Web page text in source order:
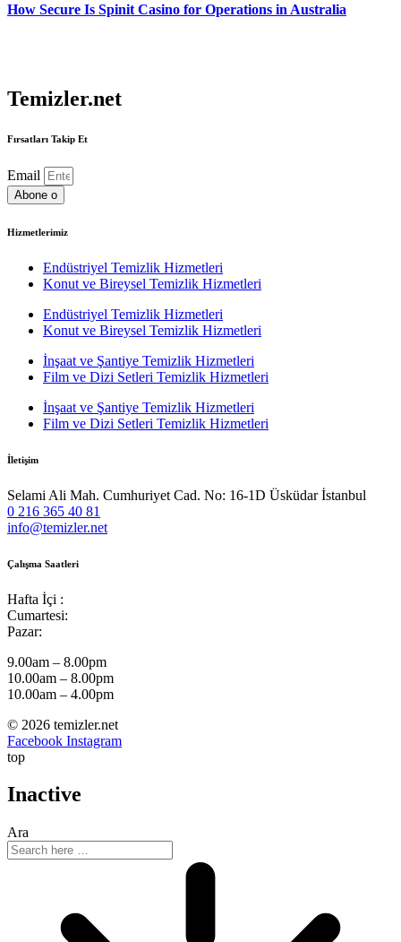
How Secure Is Spinit Casino for Operations in Australia
Temizler.net
Fırsatları Takip Et
Email
Abone o
Hizmetlerimiz
Endüstriyel Temizlik Hizmetleri
Konut ve Bireysel Temizlik Hizmetleri
Endüstriyel Temizlik Hizmetleri
Konut ve Bireysel Temizlik Hizmetleri
İnşaat ve Şantiye Temizlik Hizmetleri
Film ve Dizi Setleri Temizlik Hizmetleri
İnşaat ve Şantiye Temizlik Hizmetleri
Film ve Dizi Setleri Temizlik Hizmetleri
İletişim
Selami Ali Mah. Cumhuriyet Cad. No: 16-1D Üsküdar İstanbul
0 216 365 40 81
info@temizler.net
Çalışma Saatleri
Hafta İçi :
Cumartesi:
Pazar:
9.00am – 8.00pm
10.00am – 8.00pm
10.00am – 4.00pm
© 2026 temizler.net
Facebook Instagram
top
Inactive
Ara